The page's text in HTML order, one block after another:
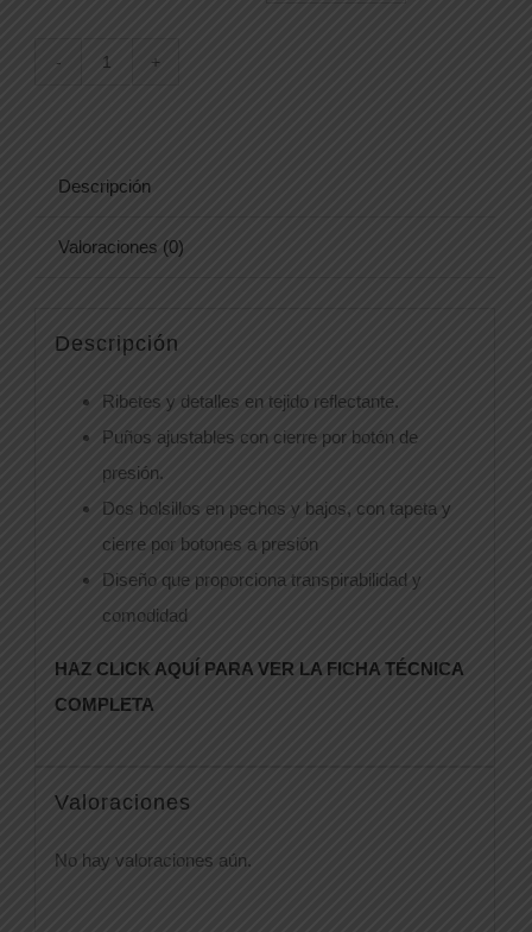
Descripción
Valoraciones (0)
Descripción
Ribetes y detalles en tejido reflectante.
Puños ajustables con cierre por botón de
presión.
Dos bolsillos en pechos y bajos, con tapeta y
cierre por botones a presión
Diseño que proporciona transpirabilidad y
comodidad
HAZ CLICK AQUÍ PARA VER LA FICHA TÉCNICA
COMPLETA
Valoraciones
No hay valoraciones aún.